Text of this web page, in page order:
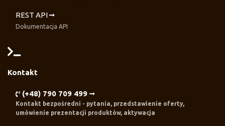
REST API
Dokumentacja API
Kontakt
(+48) 790 709 499
Kontakt bezpośredni - pytania, przedstawienie oferty,
umówienie prezentacji produktów, aktywacja